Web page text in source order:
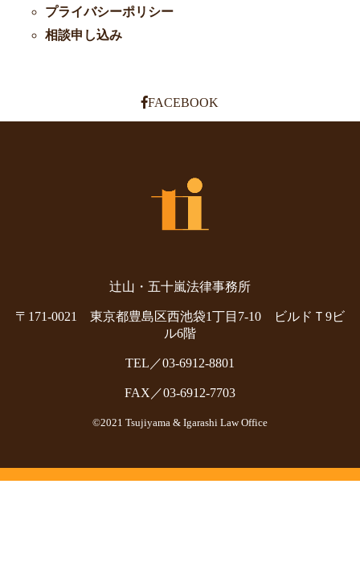
プライバシーポリシー
相談申し込み
FACEBOOK
辻山・五十嵐法律事務所
〒171-0021 東京都豊島区西池袋1丁目7-10 ビルドＴ9ビ
ル6階
TEL／03-6912-8801
FAX／03-6912-7703
©2021 Tsujiyama & Igarashi Law Office